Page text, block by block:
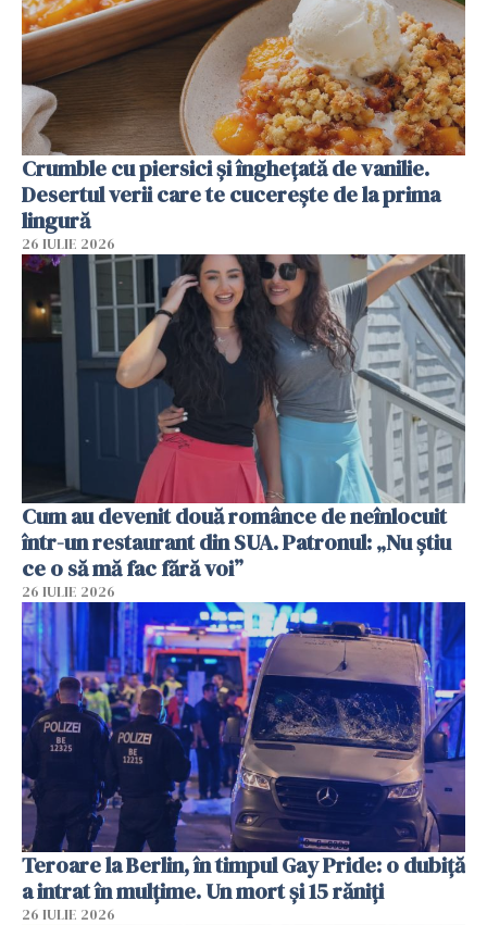
Crumble cu piersici și înghețată de vanilie.
Desertul verii care te cucerește de la prima
lingură
26 IULIE 2026
Cum au devenit două românce de neînlocuit
într-un restaurant din SUA. Patronul: „Nu știu
ce o să mă fac fără voi”
26 IULIE 2026
Teroare la Berlin, în timpul Gay Pride: o dubiță
a intrat în mulțime. Un mort și 15 răniți
26 IULIE 2026